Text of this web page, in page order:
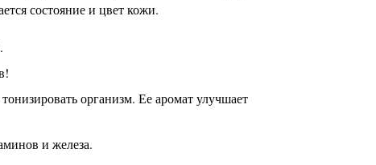
состояние и цвет кожи.
организм. Ее аромат улучшает
и железа.